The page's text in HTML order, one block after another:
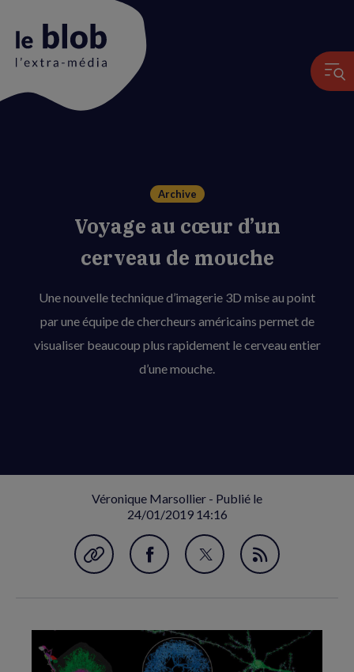
Archive
Voyage au cœur d’un
cerveau de mouche
Une nouvelle technique d’imagerie 3D mise au point
par une équipe de chercheurs américains permet de
visualiser beaucoup plus rapidement le cerveau entier
d’une mouche.
Véronique Marsollier - Publié le
24/01/2019 14:16
Garder en favori
Partager
(nouvelle
fenêtre)
Partager
(nouvelle
fenêtre)
Flux